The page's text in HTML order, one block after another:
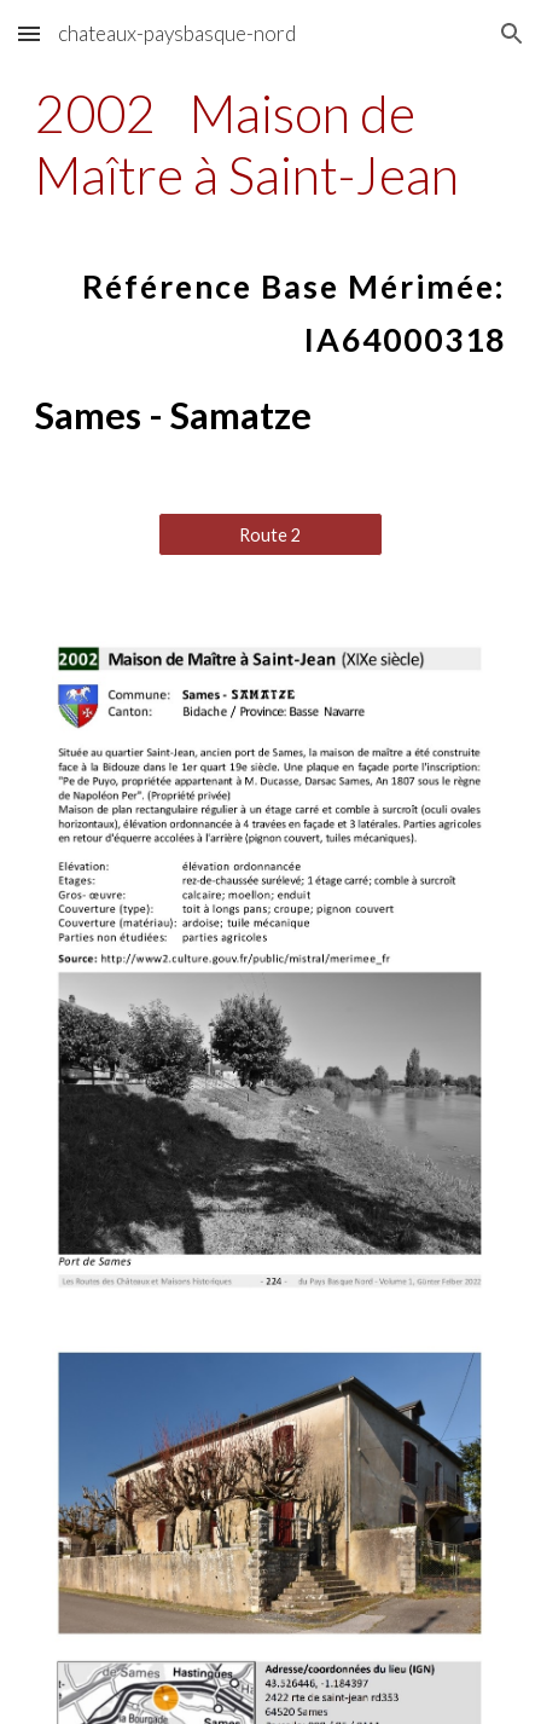
Skip to main content Skip to navigation
chateaux-paysbasque-nord
2002
Maison de
Maître à Saint-Jean
Référence Base Mérimée:
IA64000318
Sames - Samatze
Route 2